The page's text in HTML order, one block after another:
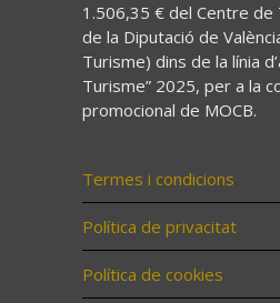
1.506,35 € del Centre
de la Diputació de
Turisme) dins de la línia
Turisme” 2025, per a la
promocional de MOCB.
Termes i condicions
Política de privacitat
Política de cookies